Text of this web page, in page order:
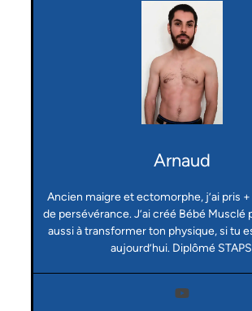
Arnaud
Ancien maigre et ectomorphe, j’ai pris
de persévérance. J’ai créé Bébé Musclé
aussi à transformer ton physique, si tu
aujourd’hui. Diplômé